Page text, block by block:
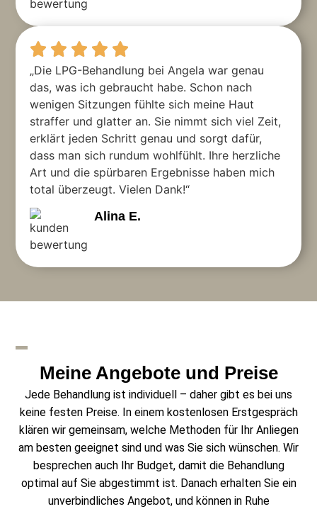
„Die LPG-Behandlung bei Angela war genau
das, was ich gebraucht habe. Schon nach
wenigen Sitzungen fühlte sich meine Haut
straffer und glatter an. Sie nimmt sich viel Zeit,
erklärt jeden Schritt genau und sorgt dafür,
dass man sich rundum wohlfühlt. Ihre herzliche
Art und die spürbaren Ergebnisse haben mich
total überzeugt. Vielen Dank!“
Alina E.
Meine Angebote und Preise
Jede Behandlung ist individuell – daher gibt es bei uns
keine festen Preise. In einem kostenlosen Erstgespräch
klären wir gemeinsam, welche Methoden für Ihr Anliegen
am besten geeignet sind und was Sie sich wünschen. Wir
besprechen auch Ihr Budget, damit die Behandlung
optimal auf Sie abgestimmt ist. Danach erhalten Sie ein
unverbindliches Angebot, und können in Ruhe